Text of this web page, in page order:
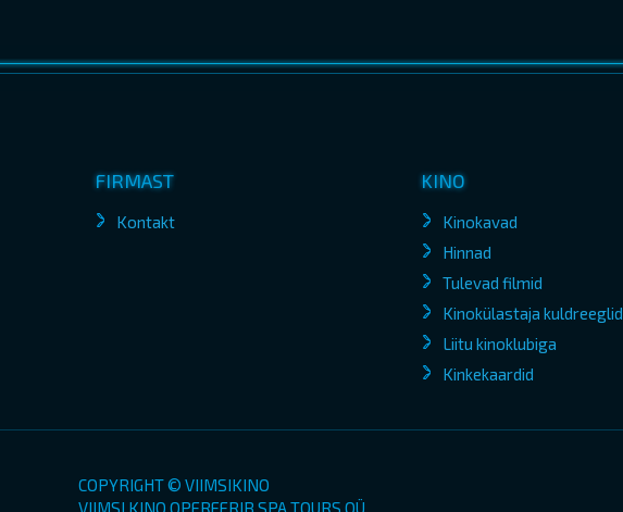
FIRMAST
Kontakt
KINO
Kinokavad
Hinnad
Tulevad filmid
Kinokülastaja kuldreeglid
Liitu kinoklubiga
Kinkekaardid
COPYRIGHT © VIIMSIKINO
VIIMSI KINO OPEREERIB SPA TOURS OÜ